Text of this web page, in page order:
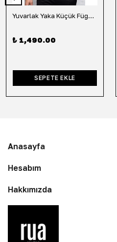
Yuvarlak Yaka Küçük Fügür Detaylı Tişört-Siyah
₺ 1,490.00
SEPETE EKLE
Anasayfa
Hesabım
Hakkımızda